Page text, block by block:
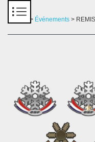
> Événements >